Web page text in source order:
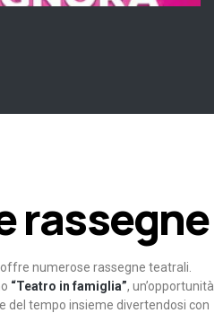
rassegne
offre numerose rassegne teatrali.
“Teatro in famiglia”, un’opportunità
del tempo insieme divertendosi con